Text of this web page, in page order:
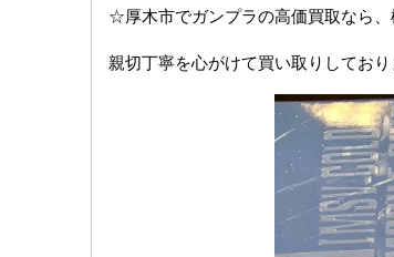
☆厚木市でガンプラの高価買取なら
親切丁寧を心がけて買い取りしてお